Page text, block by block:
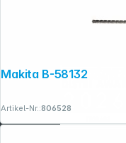
Makita
Artikel-Nr.:806528